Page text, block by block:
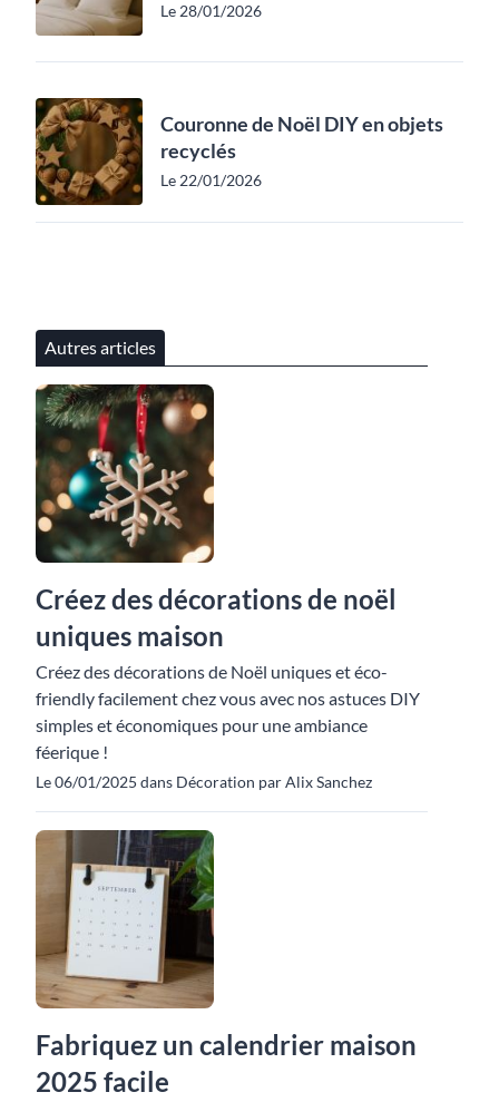
Le 28/01/2026
Couronne de Noël DIY en objets
recyclés
Le 22/01/2026
Autres articles
Créez des décorations de noël
uniques maison
Créez des décorations de Noël uniques et éco-
friendly facilement chez vous avec nos astuces DIY
simples et économiques pour une ambiance
féerique !
Le 06/01/2025 dans Décoration par Alix Sanchez
Fabriquez un calendrier maison
2025 facile